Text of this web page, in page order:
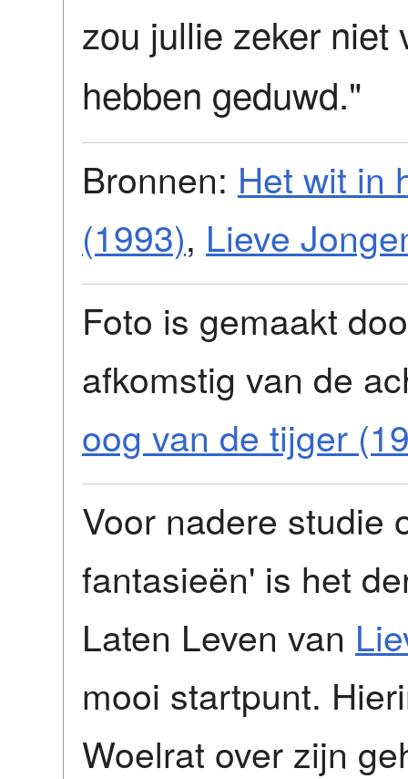
zou jullie zeker niet
hebben geduwd."
Bronnen: Het wit in
(1993), Lieve
Foto is gemaakt
afkomstig van de
oog van de tijger
Voor nadere studie
fantasieën' is het
Laten Leven van
mooi startpunt.
Woelrat over zijn